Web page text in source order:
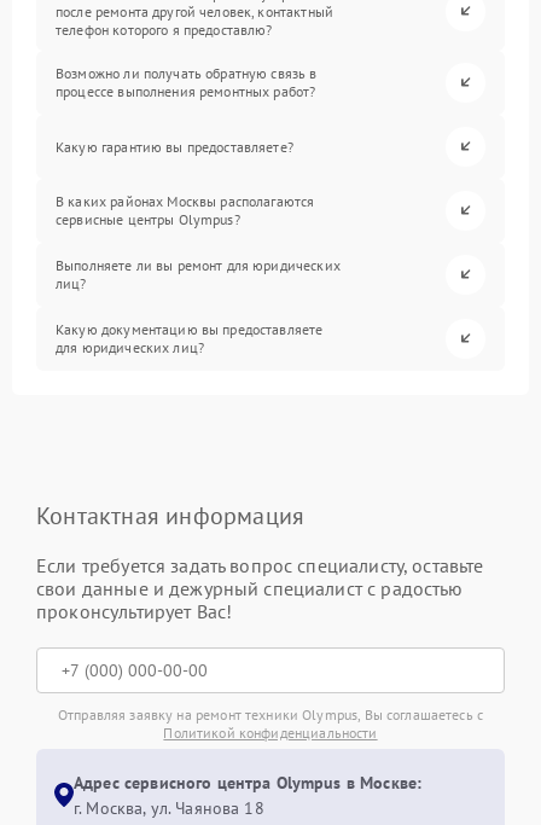
после ремонта другой человек, контактный
телефон которого я предоставлю?
Возможно ли получать обратную связь в
процессе выполнения ремонтных работ?
Какую гарантию вы предоставляете?
В каких районах Москвы располагаются
сервисные центры Olympus?
Выполняете ли вы ремонт для юридических
лиц?
Какую документацию вы предоставляете
для юридических лиц?
Контактная информация
Если требуется задать вопрос специалисту, оставьте
свои данные и дежурный специалист с радостью
проконсультирует Вас!
Отправляя заявку на ремонт техники Olympus, Вы соглашаетесь с
Политикой конфиденциальности
Адрес сервисного центра Olympus в Москве:
г. Москва, ул. Чаянова 18